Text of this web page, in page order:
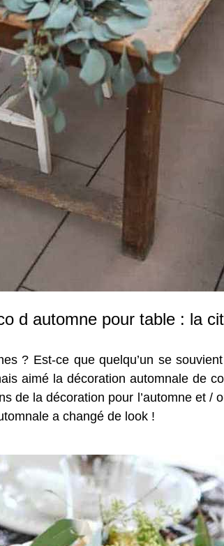
d automne pour table : la
? Est-ce que quelqu’un se
aimé la décoration automnale de
de la décoration pour l’automne et /
a changé de look !